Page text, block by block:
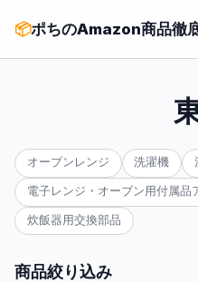
📦ポちのAmazon商品徹
オーブンレンジ 洗濯機
電子レンジ・オーブン用付属品
炊飯器用交換部品
商品絞り込み